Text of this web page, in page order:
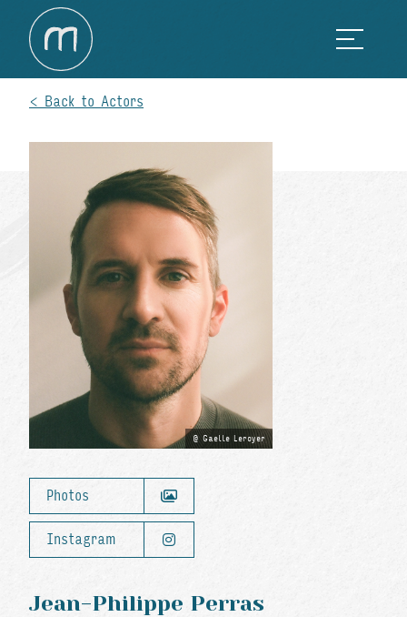
Back to Actors
Gaelle Leroyer
Photos
Instagram
Jean-Philippe Perras